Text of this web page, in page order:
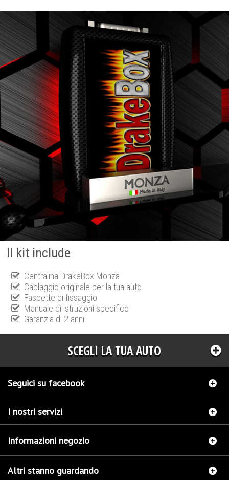
Il kit include
Centralina DrakeBox Monza
Cablaggio originale per la tua auto
Fascette di fissaggio
Manuale di istruzioni specifico
Garanzia di 2 anni
SCEGLI LA TUA AUTO
Seguici su facebook
I nostri servizi
Informazioni negozio
Altri stanno guardando